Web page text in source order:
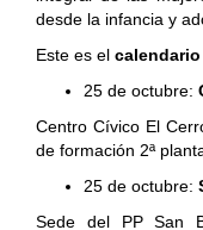
desde la infancia y
Este es el
25 de octubre:
Centro Cívico El
de formación 2ª
25 de octubre:
Sede del PP San